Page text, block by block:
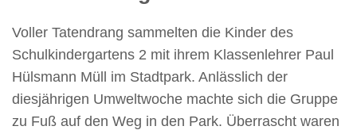
Voller Tatendrang sammelten die Kinder des
Schulkindergartens 2 mit ihrem Klassenlehrer Paul
Hülsmann Müll im Stadtpark. Anlässlich der
diesjährigen Umweltwoche machte sich die Gruppe
zu Fuß auf den Weg in den Park. Überrascht waren